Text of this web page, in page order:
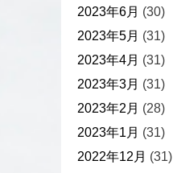
2023年6月 (30)
2023年5月 (31)
2023年4月 (31)
2023年3月 (31)
2023年2月 (28)
2023年1月 (31)
2022年12月 (31)